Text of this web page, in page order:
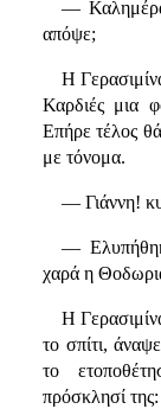
—
απόψε;
Η
Καρδιές μια
Επήρε τέλος
με τόνομα.
— Γιάννη!
—
χαρά η
Η
το σπίτι,
το
πρόσκλησί της: